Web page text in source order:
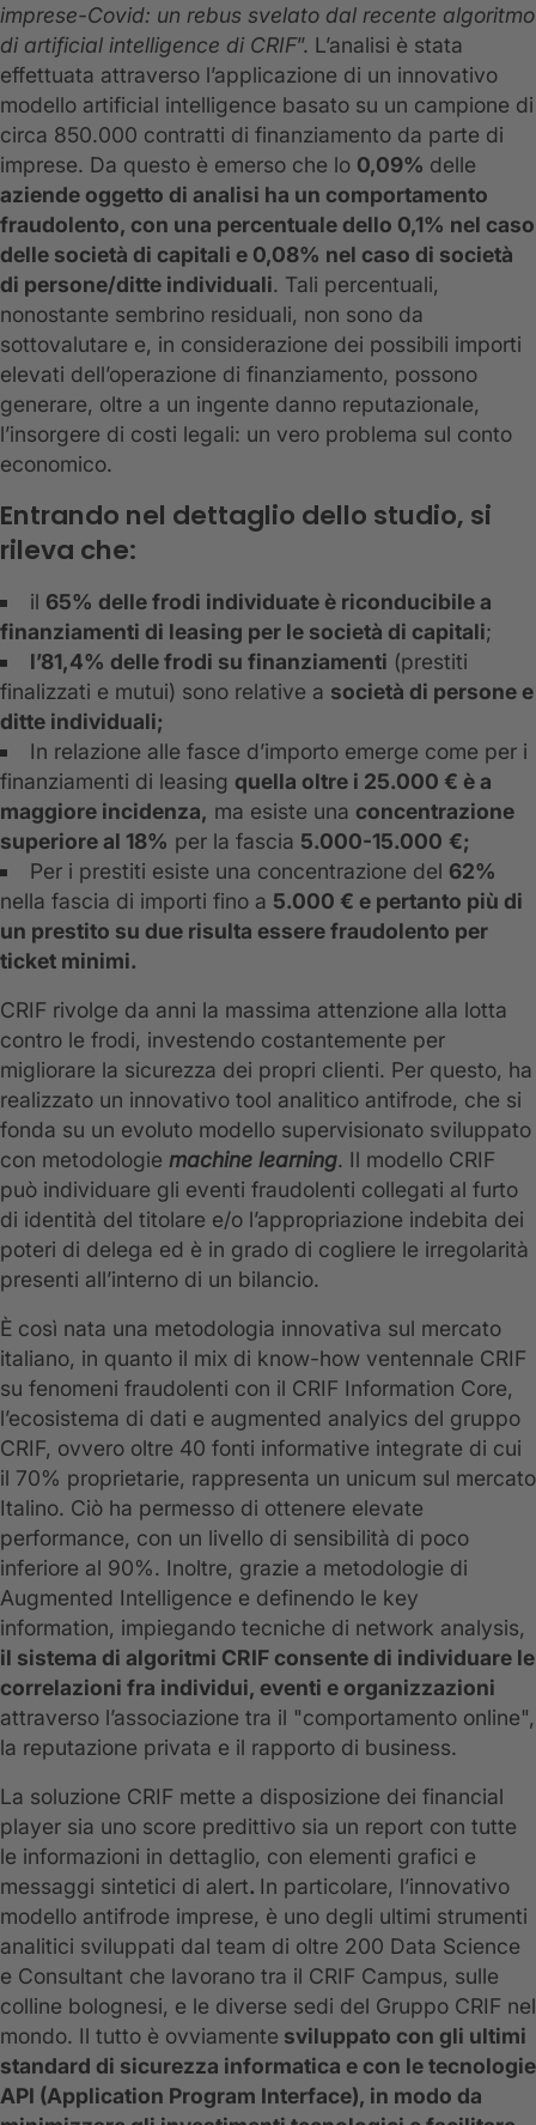
imprese-Covid: un rebus svelato dal recente algoritmo
di artificial intelligence di CRIF”. L’analisi è stata
effettuata attraverso l’applicazione di un innovativo
modello artificial intelligence basato su un campione di
circa 850.000 contratti di finanziamento da parte di
imprese. Da questo è emerso che lo 0,09% delle
aziende oggetto di analisi ha un comportamento
fraudolento, con una percentuale dello 0,1% nel caso
delle società di capitali e 0,08% nel caso di società
di persone/ditte individuali. Tali percentuali,
nonostante sembrino residuali, non sono da
sottovalutare e, in considerazione dei possibili importi
elevati dell’operazione di finanziamento, possono
generare, oltre a un ingente danno reputazionale,
l’insorgere di costi legali: un vero problema sul conto
economico.
Entrando nel dettaglio dello studio, si
rileva che:
il 65% delle frodi individuate è riconducibile a
finanziamenti di leasing per le società di capitali;
l’81,4% delle frodi su finanziamenti (prestiti
finalizzati e mutui) sono relative a società di persone e
ditte individuali;
In relazione alle fasce d’importo emerge come per i
finanziamenti di leasing quella oltre i 25.000 € è a
maggiore incidenza, ma esiste una concentrazione
superiore al 18% per la fascia 5.000-15.000 €;
Per i prestiti esiste una concentrazione del 62%
nella fascia di importi fino a 5.000 € e pertanto più di
un prestito su due risulta essere fraudolento per
ticket minimi.
CRIF rivolge da anni la massima attenzione alla lotta
contro le frodi, investendo costantemente per
migliorare la sicurezza dei propri clienti. Per questo, ha
realizzato un innovativo tool analitico antifrode, che si
fonda su un evoluto modello supervisionato sviluppato
con metodologie machine learning. Il modello CRIF
può individuare gli eventi fraudolenti collegati al furto
di identità del titolare e/o l’appropriazione indebita dei
poteri di delega ed è in grado di cogliere le irregolarità
presenti all’interno di un bilancio.
È così nata una metodologia innovativa sul mercato
italiano, in quanto il mix di know-how ventennale CRIF
su fenomeni fraudolenti con il CRIF Information Core,
l’ecosistema di dati e augmented analyics del gruppo
CRIF, ovvero oltre 40 fonti informative integrate di cui
il 70% proprietarie, rappresenta un unicum sul mercato
Italino. Ciò ha permesso di ottenere elevate
performance, con un livello di sensibilità di poco
inferiore al 90%. Inoltre, grazie a metodologie di
Augmented Intelligence e definendo le key
information, impiegando tecniche di network analysis,
il sistema di algoritmi CRIF consente di individuare le
correlazioni fra individui, eventi e organizzazioni
attraverso l’associazione tra il "comportamento online",
la reputazione privata e il rapporto di business.
La soluzione CRIF mette a disposizione dei financial
player sia uno score predittivo sia un report con tutte
le informazioni in dettaglio, con elementi grafici e
messaggi sintetici di alert. In particolare, l’innovativo
modello antifrode imprese, è uno degli ultimi strumenti
analitici sviluppati dal team di oltre 200 Data Science
e Consultant che lavorano tra il CRIF Campus, sulle
colline bolognesi, e le diverse sedi del Gruppo CRIF nel
mondo. Il tutto è ovviamente sviluppato con gli ultimi
standard di sicurezza informatica e con le tecnologie
API (Application Program Interface), in modo da